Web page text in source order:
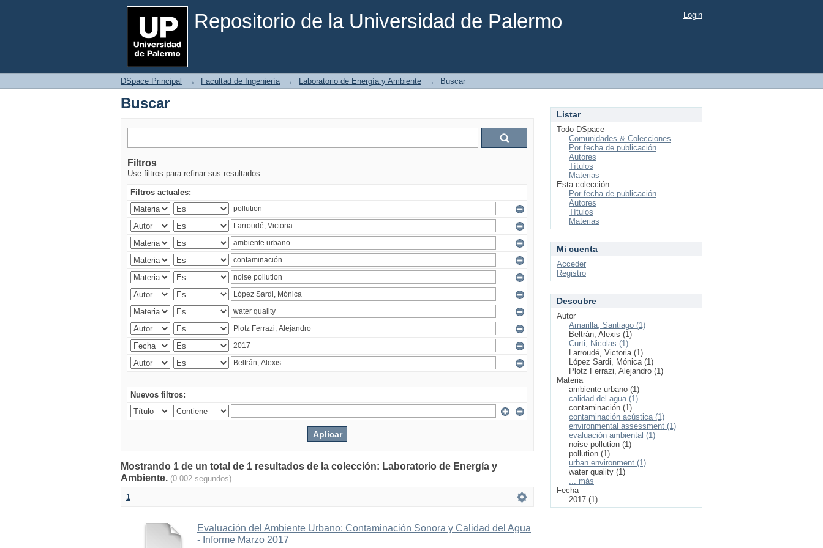
Repositorio de la Universidad de Palermo
Buscar Login
DSpace Principal → Facultad de Ingeniería → Laboratorio de Energía y Ambiente → Buscar
Buscar
Filtros
Use filtros para refinar sus resultados.
Filtros actuales:
Nuevos filtros:
Mostrando 1 de un total de 1 resultados de la colección: Laboratorio de Energía y
Ambiente. (0.002 segundos)
1
Evaluación del Ambiente Urbano: Contaminación Sonora y Calidad del Agua
- Informe Marzo 2017
Listar
Todo DSpace
Comunidades & Colecciones
Por fecha de publicación
Autores
Títulos
Materias
Esta colección
Por fecha de publicación
Autores
Títulos
Materias
Mi cuenta
Acceder
Registro
Descubre
Autor
Amarilla, Santiago (1)
Beltrán, Alexis (1)
Curti, Nicolas (1)
Larroudé, Victoria (1)
López Sardi, Mónica (1)
Plotz Ferrazi, Alejandro (1)
Materia
ambiente urbano (1)
calidad del agua (1)
contaminación (1)
contaminación acústica (1)
environmental assessment (1)
evaluación ambiental (1)
noise pollution (1)
pollution (1)
urban environment (1)
water quality (1)
... más
Fecha
2017 (1)